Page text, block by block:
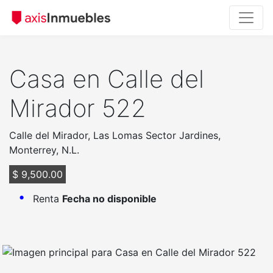
Casa en Calle del
Mirador 522
Calle del Mirador, Las Lomas Sector Jardines,
Monterrey, N.L.
$ 9,500.00
Renta Fecha no disponible